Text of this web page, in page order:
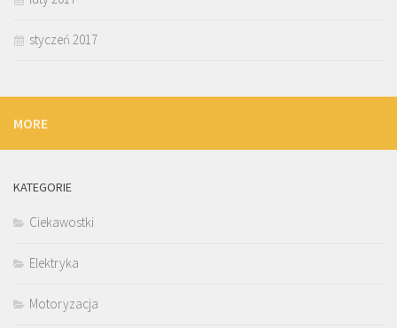
styczeń 2017
MORE
KATEGORIE
Ciekawostki
Elektryka
Motoryzacja